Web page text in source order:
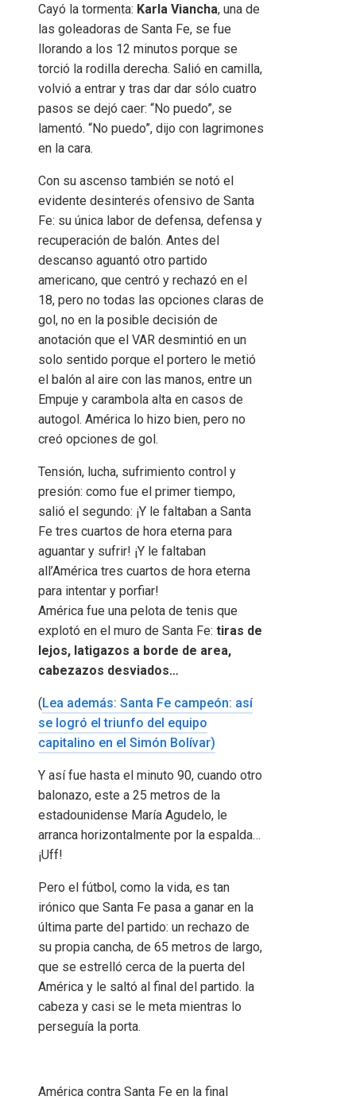
Cayó la tormenta: Karla Viancha, una de
las goleadoras de Santa Fe, se fue
llorando a los 12 minutos porque se
torció la rodilla derecha. Salió en camilla,
volvió a entrar y tras dar dar sólo cuatro
pasos se dejó caer: “No puedo”, se
lamentó. “No puedo”, dijo con lagrimones
en la cara.
Con su ascenso también se notó el
evidente desinterés ofensivo de Santa
Fe: su única labor de defensa, defensa y
recuperación de balón. Antes del
descanso aguantó otro partido
americano, que centró y rechazó en el
18, pero no todas las opciones claras de
gol, no en la posible decisión de
anotación que el VAR desmintió en un
solo sentido porque el portero le metió
el balón al aire con las manos, entre un
Empuje y carambola alta en casos de
autogol. América lo hizo bien, pero no
creó opciones de gol.
Tensión, lucha, sufrimiento control y
presión: como fue el primer tiempo,
salió el segundo: ¡Y le faltaban a Santa
Fe tres cuartos de hora eterna para
aguantar y sufrir! ¡Y le faltaban
all’América tres cuartos de hora eterna
para intentar y porfiar!
América fue una pelota de tenis que
explotó en el muro de Santa Fe: tiras de
lejos, latigazos a borde de area,
cabezazos desviados…
(Lea además: Santa Fe campeón: así
se logró el triunfo del equipo
capitalino en el Simón Bolívar)
Y así fue hasta el minuto 90, cuando otro
balonazo, este a 25 metros de la
estadounidense María Agudelo, le
arranca horizontalmente por la espalda…
¡Uff!
Pero el fútbol, ​​como la vida, es tan
irónico que Santa Fe pasa a ganar en la
última parte del partido: un rechazo de
su propia cancha, de 65 metros de largo,
que se estrelló cerca de la puerta del
América y le saltó al final del partido. la
cabeza y casi se le meta mientras lo
perseguía la porta.
América contra Santa Fe en la final